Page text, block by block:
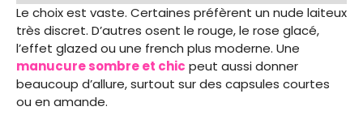
Le choix est vaste. Certaines préfèrent un nude laiteux
très discret. D’autres osent le rouge, le rose glacé,
l’effet glazed ou une french plus moderne. Une
manucure sombre et chic peut aussi donner
beaucoup d’allure, surtout sur des capsules courtes
ou en amande.